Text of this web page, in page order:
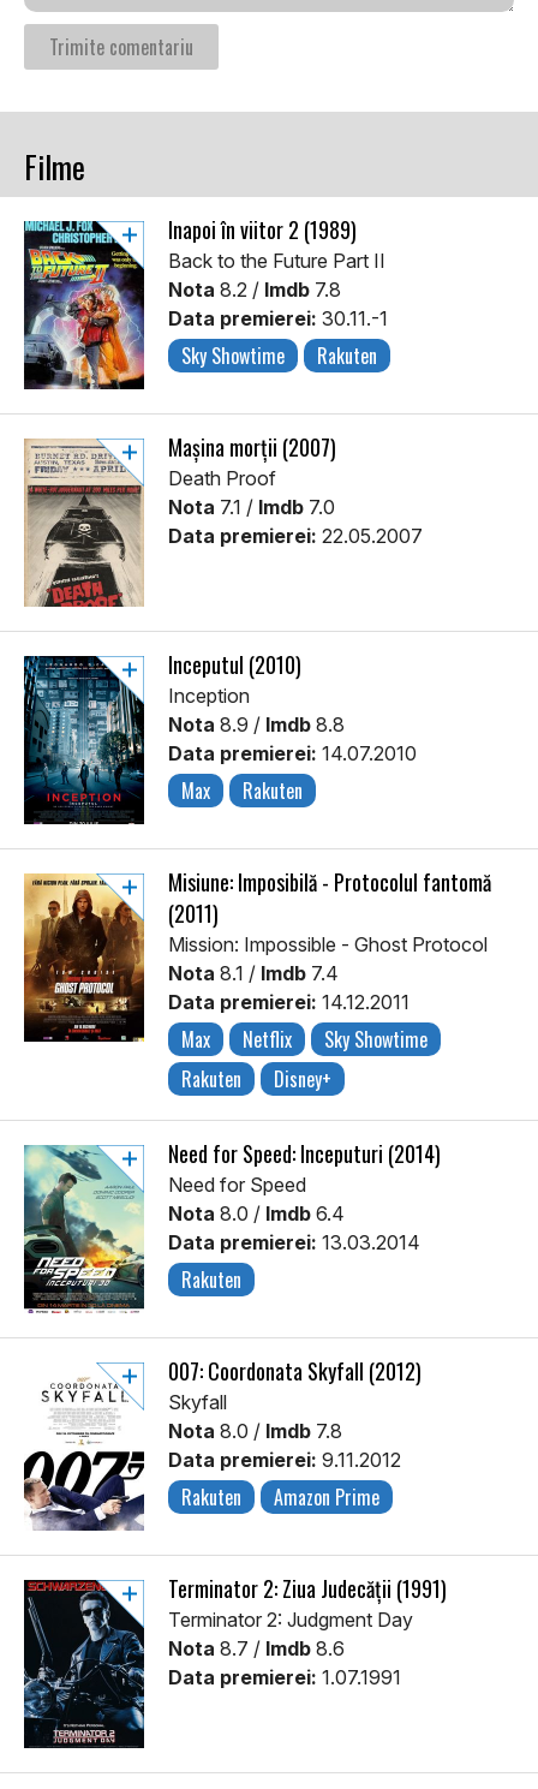
Filme
Înapoi în viitor 2 (1989)
Back to the Future Part II
Nota 8.2 / Imdb 7.8
Data premierei: 30.11.-1
Sky Showtime Rakuten
Mașina morții (2007)
Death Proof
Nota 7.1 / Imdb 7.0
Data premierei: 22.05.2007
Începutul (2010)
Inception
Nota 8.9 / Imdb 8.8
Data premierei: 14.07.2010
Max Rakuten
Misiune: Imposibilă - Protocolul fantomă
(2011)
Mission: Impossible - Ghost Protocol
Nota 8.1 / Imdb 7.4
Data premierei: 14.12.2011
Max Netflix
Sky Showtime
Rakuten
Disney+
Need for Speed: Începuturi (2014)
Need for Speed
Nota 8.0 / Imdb 6.4
Data premierei: 13.03.2014
Rakuten
007: Coordonata Skyfall (2012)
Skyfall
Nota 8.0 / Imdb 7.8
Data premierei: 9.11.2012
Rakuten Amazon Prime
Terminator 2: Ziua Judecății (1991)
Terminator 2: Judgment Day
Nota 8.7 / Imdb 8.6
Data premierei: 1.07.1991